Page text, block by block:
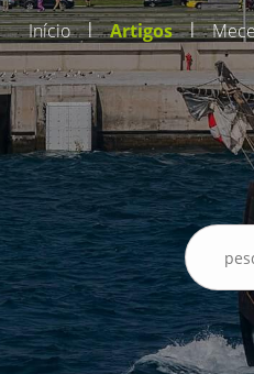
Início | Artigos |